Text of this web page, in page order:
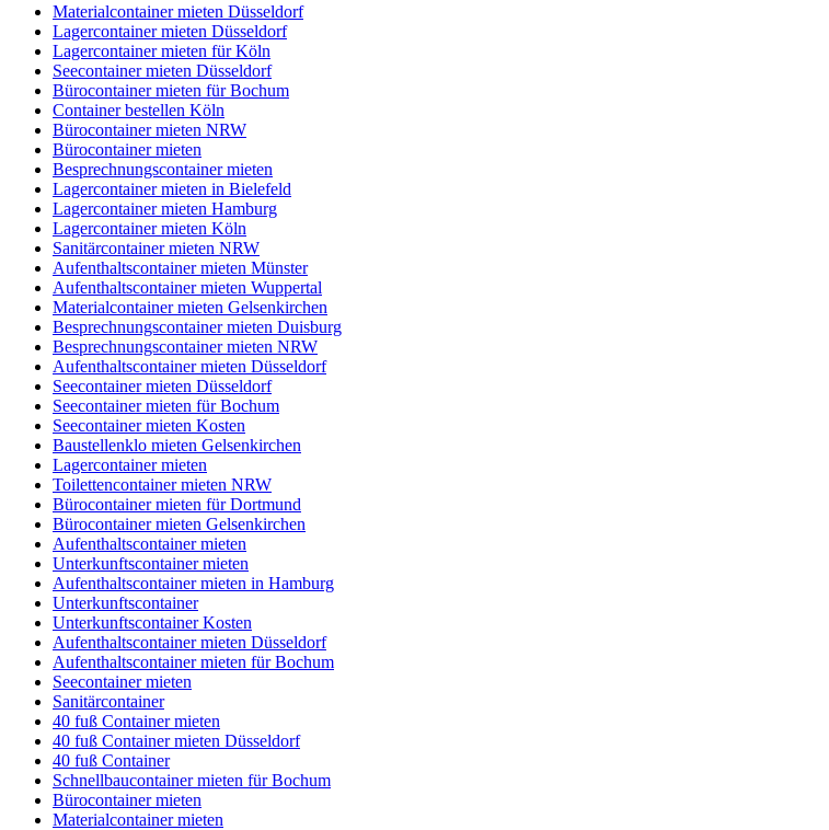
Materialcontainer mieten Düsseldorf
Lagercontainer mieten Düsseldorf
Lagercontainer mieten für Köln
Seecontainer mieten Düsseldorf
Bürocontainer mieten für Bochum
Container bestellen Köln
Bürocontainer mieten NRW
Bürocontainer mieten
Besprechnungscontainer mieten
Lagercontainer mieten in Bielefeld
Lagercontainer mieten Hamburg
Lagercontainer mieten Köln
Sanitärcontainer mieten NRW
Aufenthaltscontainer mieten Münster
Aufenthaltscontainer mieten Wuppertal
Materialcontainer mieten Gelsenkirchen
Besprechnungscontainer mieten Duisburg
Besprechnungscontainer mieten NRW
Aufenthaltscontainer mieten Düsseldorf
Seecontainer mieten Düsseldorf
Seecontainer mieten für Bochum
Seecontainer mieten Kosten
Baustellenklo mieten Gelsenkirchen
Lagercontainer mieten
Toilettencontainer mieten NRW
Bürocontainer mieten für Dortmund
Bürocontainer mieten Gelsenkirchen
Aufenthaltscontainer mieten
Unterkunftscontainer mieten
Aufenthaltscontainer mieten in Hamburg
Unterkunftscontainer
Unterkunftscontainer Kosten
Aufenthaltscontainer mieten Düsseldorf
Aufenthaltscontainer mieten für Bochum
Seecontainer mieten
Sanitärcontainer
40 fuß Container mieten
40 fuß Container mieten Düsseldorf
40 fuß Container
Schnellbaucontainer mieten für Bochum
Bürocontainer mieten
Materialcontainer mieten